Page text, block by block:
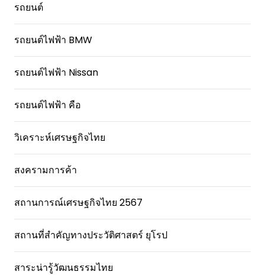
รถยนต์
รถยนต์ไฟฟ้า BMW
รถยนต์ไฟฟ้า Nissan
รถยนต์ไฟฟ้า คือ
วิเคราะห์เศรษฐกิจไทย
สงครามการค้า
สถานการณ์เศรษฐกิจไทย 2567
สถานที่สําคัญทางประวัติศาสตร์ ยุโรป
สาระน่ารู้วัฒนธรรมไทย